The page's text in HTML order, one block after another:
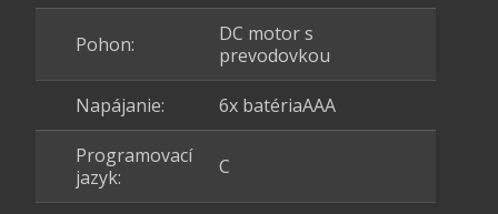
Pohon:
DC motor s
prevodovkou
Napájanie: 6x batériaAAA
Programovací
jazyk:
C